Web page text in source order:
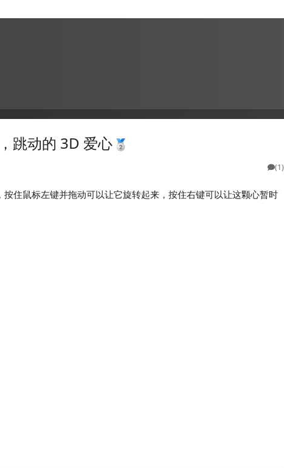
跳动的 3D 爱心
(1)
住鼠标左键并拖动可以让它旋转起来，按住右键可以让这颗心暂时